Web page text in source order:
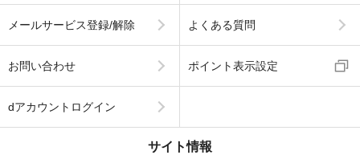
メールサービス登録/解除 よくある質問
お問い合わせ ポイント表示設定
dアカウントログイン
サイト情報